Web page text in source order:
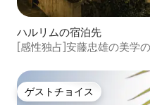
ハルリムの宿泊先
[感性独占]安藤忠雄の美学
ゲストチョイス
ゲストチョイス